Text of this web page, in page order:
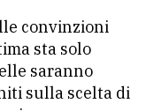
convinzioni
sta solo
saranno
sulla scelta di